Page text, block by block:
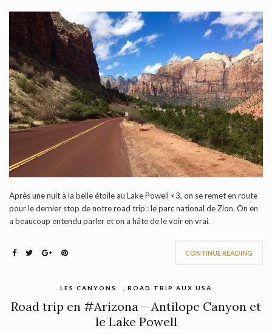
Après une nuit à la belle étoile au Lake Powell <3, on se remet en route
pour le dernier stop de notre road trip : le parc national de Zion. On en
a beaucoup entendu parler et on a hâte de le voir en vrai.
CONTINUE READING
LES CANYONS ROAD TRIP AUX USA
Road trip en #Arizona – Antilope Canyon et
le Lake Powell